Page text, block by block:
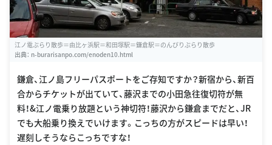
江ノ電ぶらり散歩＝由比ヶ浜駅＝和田塚駅＝鎌倉駅＝のんびりぶらり散歩
出典： n-burarisanpo.com/enoden10.html
鎌倉、江ノ島フリーパスポートをご存知ですか？新宿から、新百
合からチケットが出ていて、藤沢までの小田急往復切符が無
料！&江ノ電乗り放題という神切符！藤沢から鎌倉までだと、JR
でも大船乗り換えでいけます。こっちの方がスピードは早い！
遅刻しそうならこっちですな！